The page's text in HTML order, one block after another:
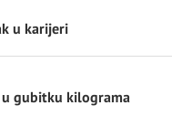
u karijeri
gubitku kilograma